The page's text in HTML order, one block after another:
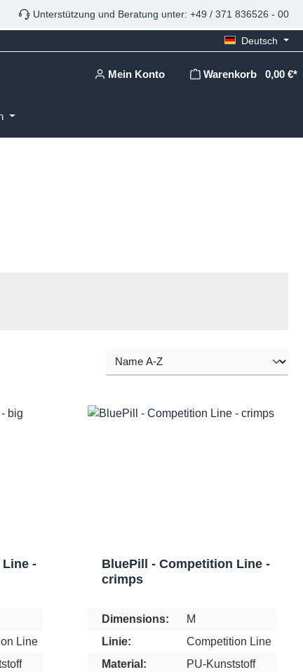
Unterstützung und Beratung unter: +49 / 371 836526 - 00
Deutsch
Mein Konto Warenkorb 0,00 €*
-
Line
BluePill - Competition Line -
crimps
Dimensions:
M
Linie:
Competition Line
Material:
PU-Kunststoff